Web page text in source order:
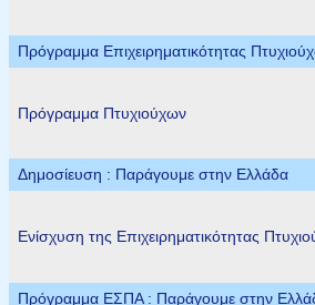
Πρόγραμμα Επιχειρηματικότητας
Πρόγραμμα Πτυχιούχων
Δημοσίευση : Παράγουμε στην Ελλάδα
Ενίσχυση της Επιχειρηματικότητας
Πρόγραμμα ΕΣΠΑ : Παράγουμε στην